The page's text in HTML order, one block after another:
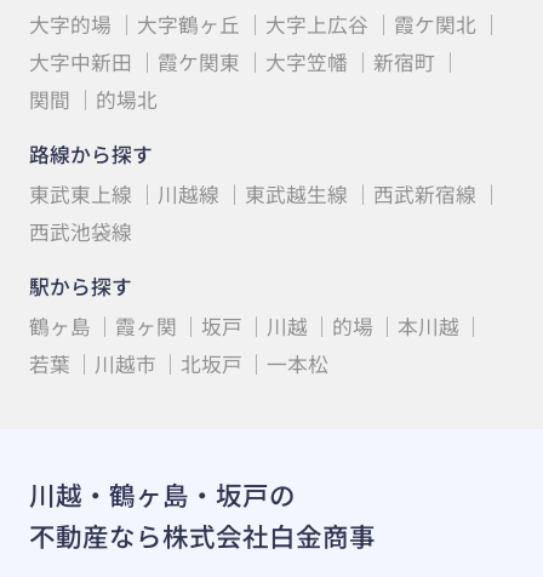
大字的場
大字鶴ヶ丘 大字上広谷
霞ケ関北
大字中新田
霞ケ関東 大字笠幡
新宿町
関間
的場北
路線から探す
東武東上線
川越線 東武越生線
西武新宿線
西武池袋線
駅から探す
鶴ヶ島
霞ヶ関 坂戸 川越 的場
本川越
若葉
川越市 北坂戸 一本松
川越・鶴ヶ島・坂戸の
不動産なら株式会社白金商事